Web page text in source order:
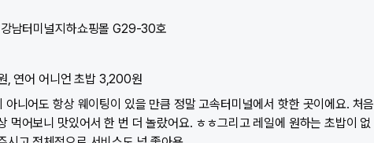
남터미널지하쇼핑몰 G29-30호
, 연어 어니언 초밥 3,200원
니어도 항상 웨이팅이 있을 만큼 정말 고속터미널에서 핫한 곳이에요. 처음
먹어보니 맛있어서 한 번 더 놀랐어요. ㅎㅎ그리고 레일에 원하는 초밥이 없